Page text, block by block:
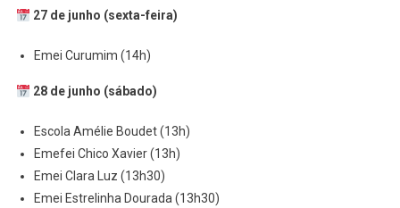
27 de junho (sexta-feira)
Emei Curumim (14h)
28 de junho (sábado)
Escola Amélie Boudet (13h)
Emefei Chico Xavier (13h)
Emei Clara Luz (13h30)
Emei Estrelinha Dourada (13h30)